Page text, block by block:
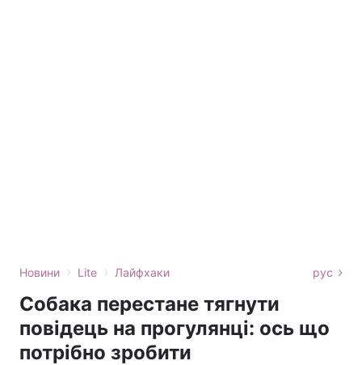
Новини › Lite › Лайфхаки рус
Собака перестане тягнути
повідець на прогулянці: ось що
потрібно зробити